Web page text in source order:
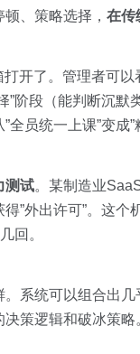
、策略选择， 在传
开了。管理者可以
”阶段（能判断沉默
全员统一上课”变成”
测试。某制造业
”外出许可”。这个
回。
系统可以组合出
策逻辑和破冰策略